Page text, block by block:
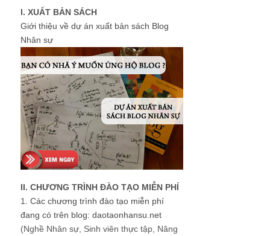
I. XUẤT BẢN SÁCH
Giới thiệu về dự án xuất bản sách Blog
Nhân sự
II. CHƯƠNG TRÌNH ĐÀO TẠO MIỄN PHÍ
1. Các chương trình đào tạo miễn phí
đang có trên blog: daotaonhansu.net
(Nghề Nhân sự, Sinh viên thực tập, Nâng